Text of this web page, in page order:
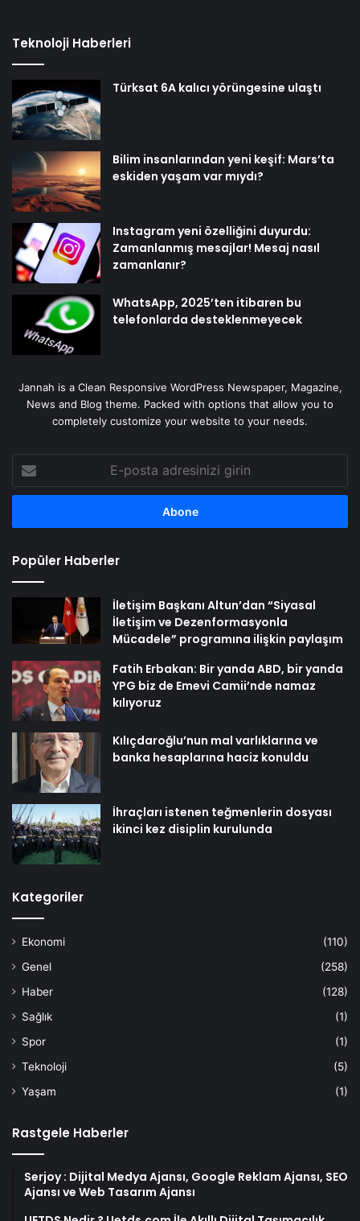
Teknoloji Haberleri
Türksat 6A kalıcı yörüngesine ulaştı
Bilim insanlarından yeni keşif: Mars’ta
eskiden yaşam var mıydı?
Instagram yeni özelliğini duyurdu:
Zamanlanmış mesajlar! Mesaj nasıl
zamanlanır?
WhatsApp, 2025’ten itibaren bu
telefonlarda desteklenmeyecek
Jannah is a Clean Responsive WordPress Newspaper, Magazine,
News and Blog theme. Packed with options that allow you to
completely customize your website to your needs.
posta
adresinizi
Popüler Haberler
İletişim Başkanı Altun’dan “Siyasal
İletişim ve Dezenformasyonla
Mücadele” programına ilişkin paylaşım
Fatih Erbakan: Bir yanda ABD, bir yanda
YPG biz de Emevi Camii’nde namaz
kılıyoruz
Kılıçdaroğlu’nun mal varlıklarına ve
banka hesaplarına haciz konuldu
İhraçları istenen teğmenlerin dosyası
ikinci kez disiplin kurulunda
Kategoriler
Ekonomi
(110)
Genel
(258)
Haber
(128)
Sağlık
(1)
Spor
(1)
Teknoloji
(5)
Yaşam
(1)
Rastgele Haberler
Serjoy : Dijital Medya Ajansı, Google Reklam Ajansı, SEO
Ajansı ve Web Tasarım Ajansı